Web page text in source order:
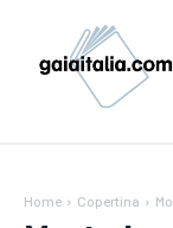
Home Copertina